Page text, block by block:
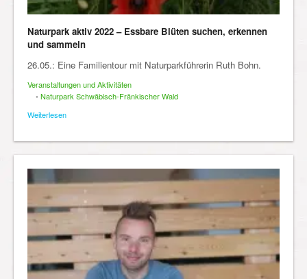
Naturpark aktiv 2022 – Essbare Blüten suchen, erkennen
und sammeln
26.05.: Eine Familientour mit Naturparkführerin Ruth Bohn.
Veranstaltungen und Aktivitäten
• Naturpark Schwäbisch-Fränkischer Wald
Weiterlesen